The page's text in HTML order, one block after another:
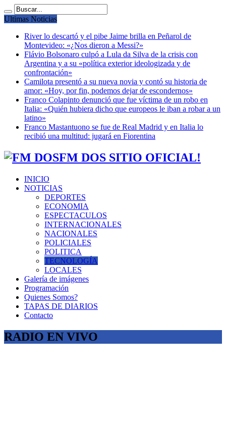
Ultimas Noticias
River lo descartó y el pibe Jaime brilla en Peñarol de
Montevideo: «¿Nos dieron a Messi?»
Flávio Bolsonaro culpó a Lula da Silva de la crisis con
Argentina y a su «política exterior ideologizada y de
confrontación»
Camilota presentó a su nueva novia y contó su historia de
amor: «Hoy, por fin, podemos dejar de escondernos»
Franco Colapinto denunció que fue víctima de un robo en
Italia: «Quién hubiera dicho que europeos le iban a robar a un
latino»
Franco Mastantuono se fue de Real Madrid y en Italia lo
recibió una multitud: jugará en Fiorentina
FM DOS SITIO OFICIAL!
INICIO
NOTICIAS
DEPORTES
ECONOMIA
ESPECTACULOS
INTERNACIONALES
NACIONALES
POLICIALES
POLITICA
TECNOLOGÍA
LOCALES
Galería de imágenes
Programación
Quienes Somos?
TAPAS DE DIARIOS
Contacto
RADIO EN VIVO